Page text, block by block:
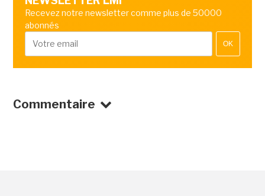
Recevez notre newsletter comme plus de 50000
abonnés
OK
Commentaire